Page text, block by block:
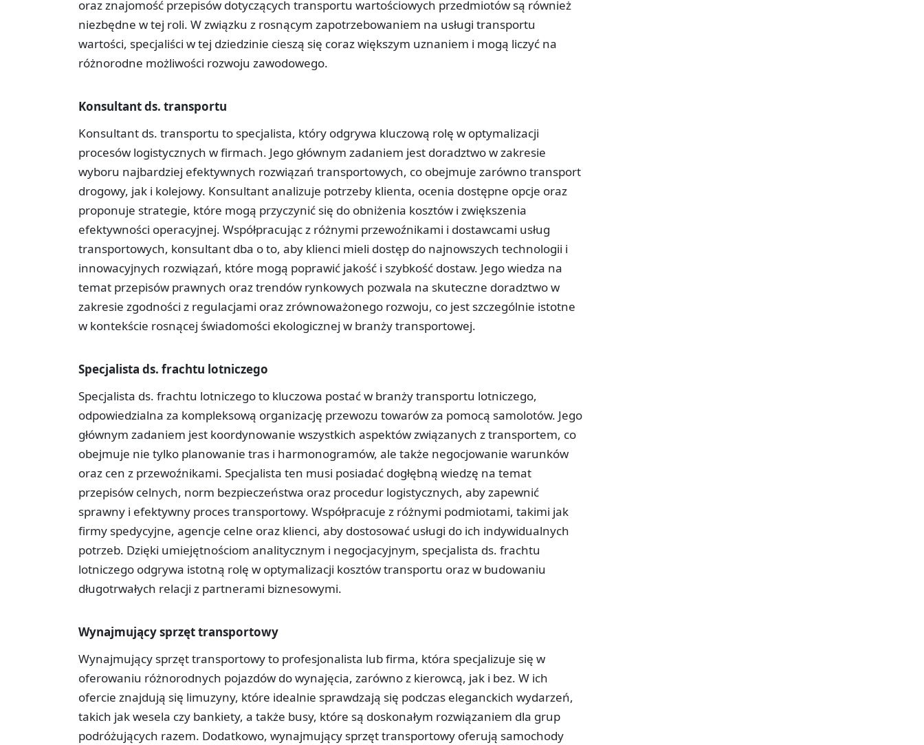
oraz znajomość przepisów dotyczących transportu wartościowych przedmiotów są również
niezbędne w tej roli. W związku z rosnącym zapotrzebowaniem na usługi transportu
wartości, specjaliści w tej dziedzinie cieszą się coraz większym uznaniem i mogą liczyć na
różnorodne możliwości rozwoju zawodowego.
Konsultant ds. transportu
Konsultant ds. transportu to specjalista, który odgrywa kluczową rolę w optymalizacji
procesów logistycznych w firmach. Jego głównym zadaniem jest doradztwo w zakresie
wyboru najbardziej efektywnych rozwiązań transportowych, co obejmuje zarówno transport
drogowy, jak i kolejowy. Konsultant analizuje potrzeby klienta, ocenia dostępne opcje oraz
proponuje strategie, które mogą przyczynić się do obniżenia kosztów i zwiększenia
efektywności operacyjnej. Współpracując z różnymi przewoźnikami i dostawcami usług
transportowych, konsultant dba o to, aby klienci mieli dostęp do najnowszych technologii i
innowacyjnych rozwiązań, które mogą poprawić jakość i szybkość dostaw. Jego wiedza na
temat przepisów prawnych oraz trendów rynkowych pozwala na skuteczne doradztwo w
zakresie zgodności z regulacjami oraz zrównoważonego rozwoju, co jest szczególnie istotne
w kontekście rosnącej świadomości ekologicznej w branży transportowej.
Specjalista ds. frachtu lotniczego
Specjalista ds. frachtu lotniczego to kluczowa postać w branży transportu lotniczego,
odpowiedzialna za kompleksową organizację przewozu towarów za pomocą samolotów. Jego
głównym zadaniem jest koordynowanie wszystkich aspektów związanych z transportem, co
obejmuje nie tylko planowanie tras i harmonogramów, ale także negocjowanie warunków
oraz cen z przewoźnikami. Specjalista ten musi posiadać dogłębną wiedzę na temat
przepisów celnych, norm bezpieczeństwa oraz procedur logistycznych, aby zapewnić
sprawny i efektywny proces transportowy. Współpracuje z różnymi podmiotami, takimi jak
firmy spedycyjne, agencje celne oraz klienci, aby dostosować usługi do ich indywidualnych
potrzeb. Dzięki umiejętnościom analitycznym i negocjacyjnym, specjalista ds. frachtu
lotniczego odgrywa istotną rolę w optymalizacji kosztów transportu oraz w budowaniu
długotrwałych relacji z partnerami biznesowymi.
Wynajmujący sprzęt transportowy
Wynajmujący sprzęt transportowy to profesjonalista lub firma, która specjalizuje się w
oferowaniu różnorodnych pojazdów do wynajęcia, zarówno z kierowcą, jak i bez. W ich
ofercie znajdują się limuzyny, które idealnie sprawdzają się podczas eleganckich wydarzeń,
takich jak wesela czy bankiety, a także busy, które są doskonałym rozwiązaniem dla grup
podróżujących razem. Dodatkowo, wynajmujący sprzęt transportowy oferują samochody